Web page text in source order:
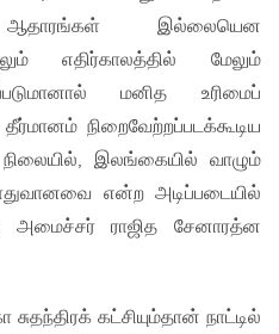
ஆதாரங்கள் இல்லையென
எதிர்காலத்தில் மேலும்
மனித உரிமைப்
நிறைவேற்றப்படக்கூடிய
இலங்கையில் வாழும்
என்ற அடிப்படையில்
ராஜித சேனாரத்ன
கட்சியும்தான் நாட்டில்